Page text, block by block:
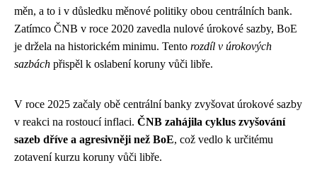
měn, a to i v důsledku měnové politiky obou centrálních bank.
Zatímco ČNB v roce 2020 zavedla nulové úrokové sazby, BoE
je držela na historickém minimu. Tento rozdíl v úrokových
sazbách přispěl k oslabení koruny vůči libře.
V roce 2025 začaly obě centrální banky zvyšovat úrokové sazby
v reakci na rostoucí inflaci. ČNB zahájila cyklus zvyšování
sazeb dříve a agresivněji než BoE, což vedlo k určitému
zotavení kurzu koruny vůči libře.